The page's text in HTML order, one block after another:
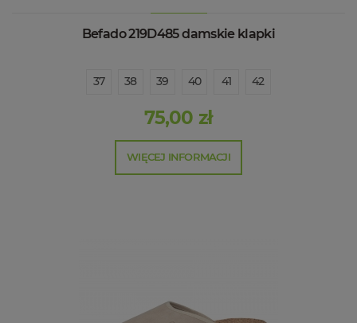
Befado 219D485 damskie klapki
37 38 39 40 41 42
75,00 zł
WIĘCEJ INFORMACJI